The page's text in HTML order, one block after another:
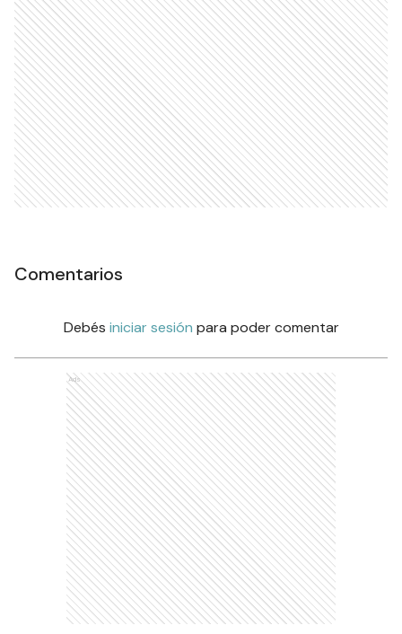
Comentarios
Debés iniciar sesión para poder comentar
Ads